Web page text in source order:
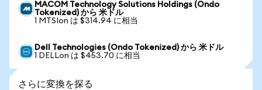
MACOM Technology Solutions Holdings (Ondo
Tokenized) から 米ドル
1 MTSIon は $314.94 に相当
Dell Technologies (Ondo Tokenized) から 米ドル
1 DELLon は $453.70 に相当
さらに変換を探る